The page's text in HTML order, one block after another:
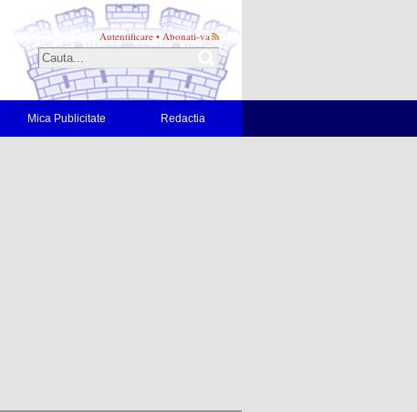
Autentificare • Abonati-va
Mica Publicitate Redactia